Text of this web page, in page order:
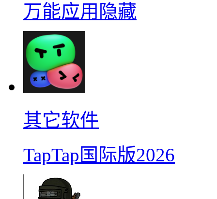
万能应用隐藏
其它软件
TapTap国际版2026